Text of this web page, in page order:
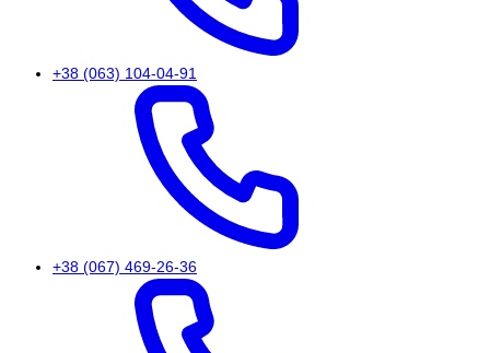
+38 (063) 104-04-91
+38 (067) 469-26-36